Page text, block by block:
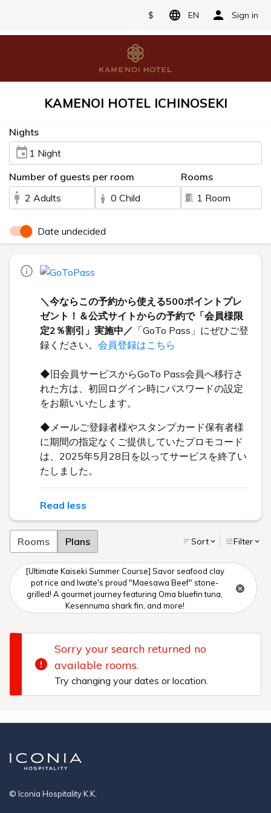
$ EN Sign in
KAMENOI HOTEL ICHINOSEKI
Nights
1 Night
Number of guests per room
2 Adults
0 Child
Rooms
1 Room
Date undecided
＼今ならこの予約から使える500ポイントプレ
ゼント！＆公式サイトからの予約で「会員様限
定2％割引」実施中／ 「GoTo Pass」にぜひご登
録ください。 会員登録はこちら
◆旧会員サービスからGoTo Pass会員へ移行さ
れた方は、初回ログイン時にパスワードの設定
をお願いいたします。
◆メールご登録者様やスタンプカード保有者様
に期間の指定なくご提供していたプロモコード
は、2025年5月28日を以ってサービスを終了い
たしました。
Read less
Rooms Plans Sort Filter
[Ultimate Kaiseki Summer Course] Savor seafood clay
pot rice and Iwate's proud "Maesawa Beef" stone-
grilled! A gourmet journey featuring Oma bluefin tuna,
Kesennuma shark fin, and more!
Sorry your search returned no
available rooms.
Try changing your dates or location.
© Iconia Hospitality K.K.